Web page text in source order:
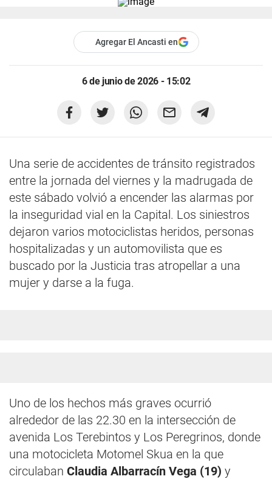
Agregar El Ancasti en
6 de junio de 2026 - 15:02
Una serie de accidentes de tránsito registrados
entre la jornada del viernes y la madrugada de
este sábado volvió a encender las alarmas por
la inseguridad vial en la Capital. Los siniestros
dejaron varios motociclistas heridos, personas
hospitalizadas y un automovilista que es
buscado por la Justicia tras atropellar a una
mujer y darse a la fuga.
Uno de los hechos más graves ocurrió
alrededor de las 22.30 en la intersección de
avenida Los Terebintos y Los Peregrinos, donde
una motocicleta Motomel Skua en la que
circulaban Claudia Albarracín Vega (19) y